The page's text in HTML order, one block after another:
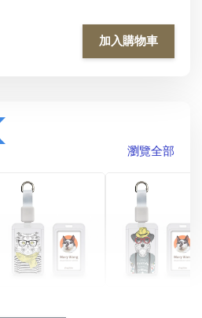
加入購物車
瀏覽全部